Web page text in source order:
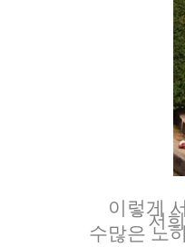
이렇게
저
수많은 노